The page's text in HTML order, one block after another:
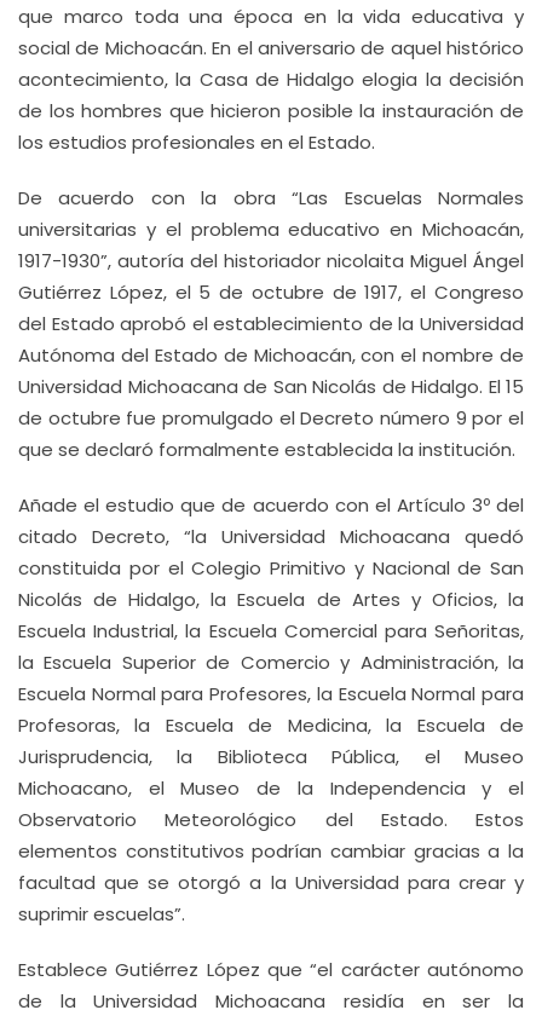
que marco toda una época en la vida educativa y
social de Michoacán. En el aniversario de aquel histórico
acontecimiento, la Casa de Hidalgo elogia la decisión
de los hombres que hicieron posible la instauración de
los estudios profesionales en el Estado.
De acuerdo con la obra “Las Escuelas Normales
universitarias y el problema educativo en Michoacán,
1917-1930”, autoría del historiador nicolaita Miguel Ángel
Gutiérrez López, el 5 de octubre de 1917, el Congreso
del Estado aprobó el establecimiento de la Universidad
Autónoma del Estado de Michoacán, con el nombre de
Universidad Michoacana de San Nicolás de Hidalgo. El 15
de octubre fue promulgado el Decreto número 9 por el
que se declaró formalmente establecida la institución.
Añade el estudio que de acuerdo con el Artículo 3º del
citado Decreto, “la Universidad Michoacana quedó
constituida por el Colegio Primitivo y Nacional de San
Nicolás de Hidalgo, la Escuela de Artes y Oficios, la
Escuela Industrial, la Escuela Comercial para Señoritas,
la Escuela Superior de Comercio y Administración, la
Escuela Normal para Profesores, la Escuela Normal para
Profesoras, la Escuela de Medicina, la Escuela de
Jurisprudencia, la Biblioteca Pública, el Museo
Michoacano, el Museo de la Independencia y el
Observatorio Meteorológico del Estado. Estos
elementos constitutivos podrían cambiar gracias a la
facultad que se otorgó a la Universidad para crear y
suprimir escuelas”.
Establece Gutiérrez López que “el carácter autónomo
de la Universidad Michoacana residía en ser la